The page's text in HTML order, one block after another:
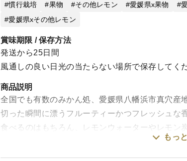
慣行栽培 果物 その他レモン 愛媛県x果物
愛媛県xその他レモン
賞味期限 / 保存方法
発送から25日間
風通しの良い日光の当たらない場所で保存してく
商品説明
全国でも有数のみかん処、愛媛県八幡浜市真穴産
切った瞬間に漂うフルーティーかつフレッシュな
食べるのはもちろん、レモンウォーターやレモン
もっ